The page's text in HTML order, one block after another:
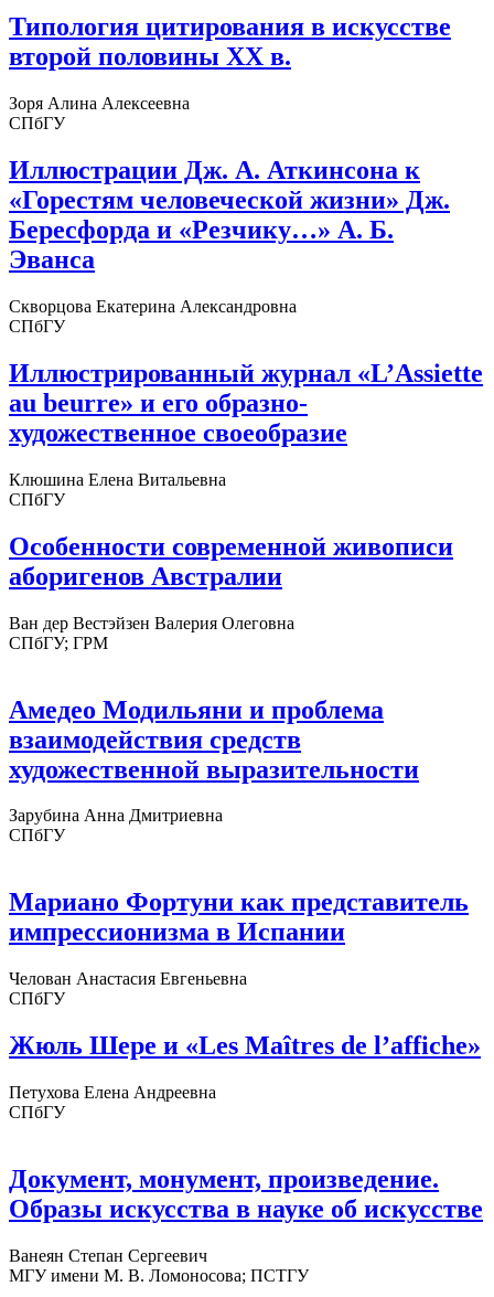
Типология цитирования в искусстве
второй половины XX в.
Зоря Алина Алексеевна
СПбГУ
Иллюстрации Дж. А. Аткинсона к
«Горестям человеческой жизни» Дж.
Бересфорда и «Резчику…» А. Б.
Эванса
Скворцова Екатерина Александровна
СПбГУ
Иллюстрированный журнал «L’Assiette
au beurre» и его образно-
художественное своеобразие
Клюшина Елена Витальевна
СПбГУ
Особенности современной живописи
аборигенов Австралии
Ван дер Вестэйзен Валерия Олеговна
СПбГУ; ГРМ
Амедео Модильяни и проблема
взаимодействия средств
художественной выразительности
Зарубина Анна Дмитриевна
СПбГУ
Мариано Фортуни как представитель
импрессионизма в Испании
Челован Анастасия Евгеньевна
СПбГУ
Жюль Шере и «Les Maîtres de l’affiche»
Петухова Елена Андреевна
СПбГУ
Документ, монумент, произведение.
Образы искусства в науке об искусстве
Ванеян Степан Сергеевич
МГУ имени М. В. Ломоносова; ПСТГУ